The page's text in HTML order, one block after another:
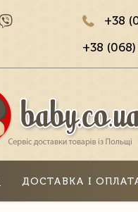
+38
+38
ДОСТАВКА І